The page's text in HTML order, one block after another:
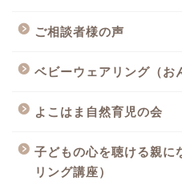
ご相談者様の声
ベビーウェアリング（お
よこはま自然育児の会
子どもの心を聴ける親に
リング講座）